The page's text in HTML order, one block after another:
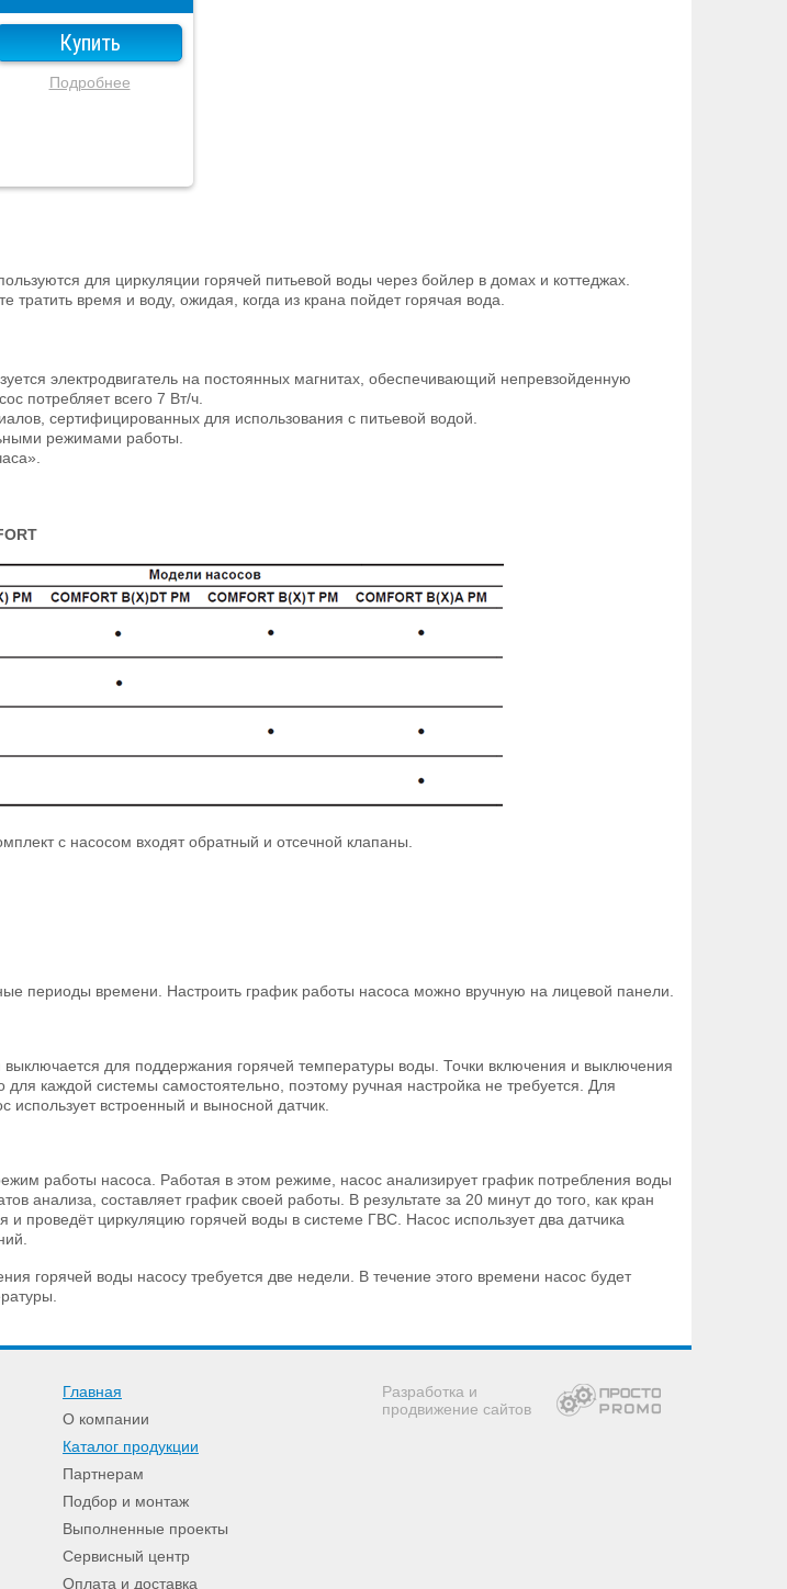
Купить
Подробнее
для циркуляции горячей питьевой воды через бойлер в домах и коттеджах.
тратить время и воду, ожидая, когда из крана пойдет горячая вода.
электродвигатель на постоянных магнитах, обеспечивающий непревзойденную
потребляет всего 7 Вт/ч.
сертифицированных для использования с питьевой водой.
режимами работы.
с насосом входят обратный и отсечной клапаны.
периоды времени. Настроить график работы насоса можно вручную на лицевой панели.
выключается для поддержания горячей температуры воды. Точки включения и выключения
для каждой системы самостоятельно, поэтому ручная настройка не требуется. Для
встроенный и выносной датчик.
работы насоса. Работая в этом режиме, насос анализирует график потребления воды
анализа, составляет график своей работы. В результате за 20 минут до того, как кран
и проведёт циркуляцию горячей воды в системе ГВС. Насос использует два датчика
горячей воды насосу требуется две недели. В течение этого времени насос будет
Главная
О компании
Каталог продукции
Партнерам
Подбор и монтаж
Выполненные проекты
Сервисный центр
Оплата и доставка
Разработка и
продвижение сайтов